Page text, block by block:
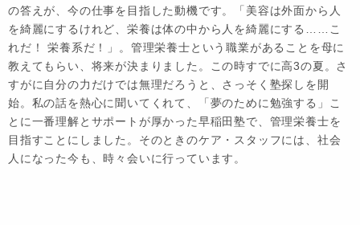
の答えが、今の仕事を目指した動機です。「美容は外面から人
を綺麗にするけれど、栄養は体の中から人を綺麗にする……こ
れだ！ 栄養系だ！」。管理栄養士という職業があることを母に
教えてもらい、将来が決まりました。この時すでに高3の夏。さ
すがに自分の力だけでは無理だろうと、さっそく塾探しを開
始。私の話を熱心に聞いてくれて、「夢のために勉強する」こ
とに一番理解とサポートが厚かった早稲田塾で、管理栄養士を
目指すことにしました。そのときのケア・スタッフには、社会
人になった今も、時々会いに行っています。